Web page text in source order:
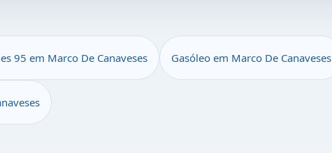
95 em Marco De Canaveses Gasóleo em Marco De Canaveses